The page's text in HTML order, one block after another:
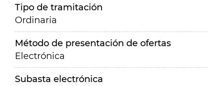
Tipo de tramitación
Ordinaria
Método de presentación de ofertas
Electrónica
Subasta electrónica